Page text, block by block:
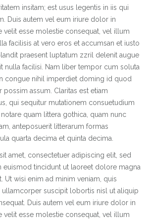
insitam; est usus legentis in iis qui
Duis autem vel eum iriure dolor in
velit esse molestie consequat, vel illum
facilisis at vero eros et accumsan et iusto
praesent luptatum zzril delenit augue
nulla facilisi. Nam liber tempor cum soluta
congue nihil imperdiet doming id quod
possim assum. Claritas est etiam
qui sequitur mutationem consuetudium
quam littera gothica, quam nunc
anteposuerit litterarum formas
quarta decima et quinta decima.
amet, consectetuer adipiscing elit, sed
euismod tincidunt ut laoreet dolore magna
Ut wisi enim ad minim veniam, quis
ullamcorper suscipit lobortis nisl ut aliquip
Duis autem vel eum iriure dolor in
velit esse molestie consequat, vel illum